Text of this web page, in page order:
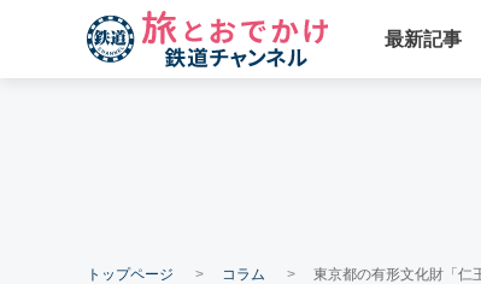
最新記事
トップページ コラム 東京都の有形文化財「仁